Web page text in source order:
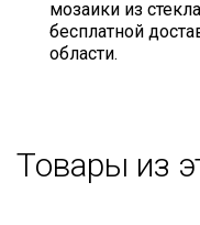
мозаики из
бесплатной
области.
Товары из